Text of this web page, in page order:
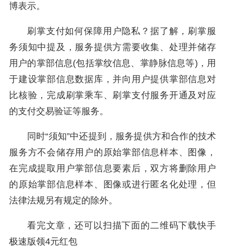
博表示。
刷掌支付如何保障用户隐私？据了解，刷掌服
务须知中提及，服务提供方需要收集、处理并储存
用户的掌部信息(包括掌纹信息、掌静脉信息等)，用
于建设掌部信息数据库，并向用户提供掌部信息对
比核验，完成刷掌乘车、刷掌支付服务开通及对应
的支付交易验证等服务。
同时“须知”中还提到，服务提供方和合作的技术
服务方不会储存用户的原始掌部信息样本、图像，
在完成提取用户掌部信息要素后，双方将删除用户
的原始掌部信息样本、图像或进行匿名化处理，但
法律法规另有规定的除外。
看完文章，还可以扫描下面的二维码下载快手
极速版领4元红包